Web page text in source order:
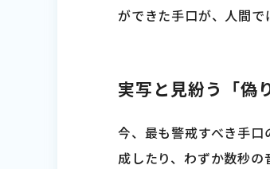
ができた手口が、人間で
実写と見紛う「偽
今、最も警戒すべき手
成したり、わずか数秒